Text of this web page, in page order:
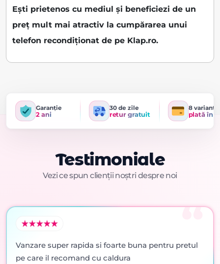
Ești prietenos cu mediul și beneficiezi de un
preț mult mai atractiv la cumpărarea unui
telefon recondiționat de pe Klap.ro.
Garanție
2 ani
30 de zile
retur gratuit
8 variante
plată în
Testimoniale
Vezi ce spun clienții noștri despre noi
Vanzare super rapida si foarte buna pentru pretul
pe care il recomand cu caldura